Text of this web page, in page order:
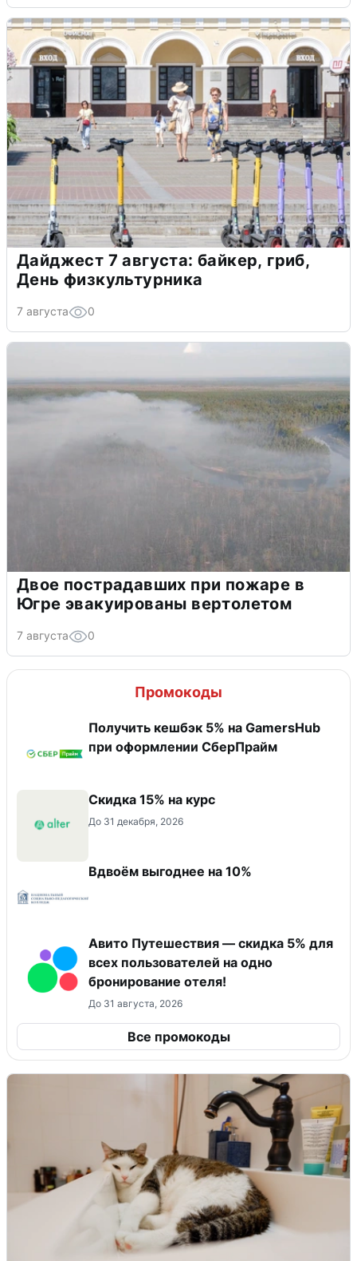
Дайджест 7 августа: байкер, гриб,
День физкультурника
7 августа 0
Двое пострадавших при пожаре в
Югре эвакуированы вертолетом
7 августа 0
Промокоды
Получить кешбэк 5% на GamersHub
при оформлении СберПрайм
Скидка 15% на курс
До 31 декабря, 2026
Вдвоём выгоднее на 10%
Авито Путешествия — скидка 5% для
всех пользователей на одно
бронирование отеля!
До 31 августа, 2026
Все промокоды